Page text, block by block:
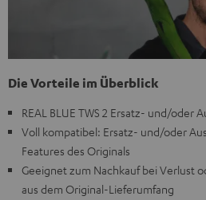
Die Vorteile im Überblick
REAL BLUE TWS 2 Ersatz- und/oder
Voll kompatibel: Ersatz- und/oder
Features des Originals
Geeignet zum Nachkauf bei Verlust
aus dem Original-Lieferumfang